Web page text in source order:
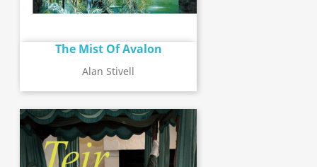
The Mist Of Avalon
Alan Stivell